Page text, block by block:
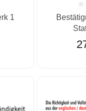
von 0 von 5
1